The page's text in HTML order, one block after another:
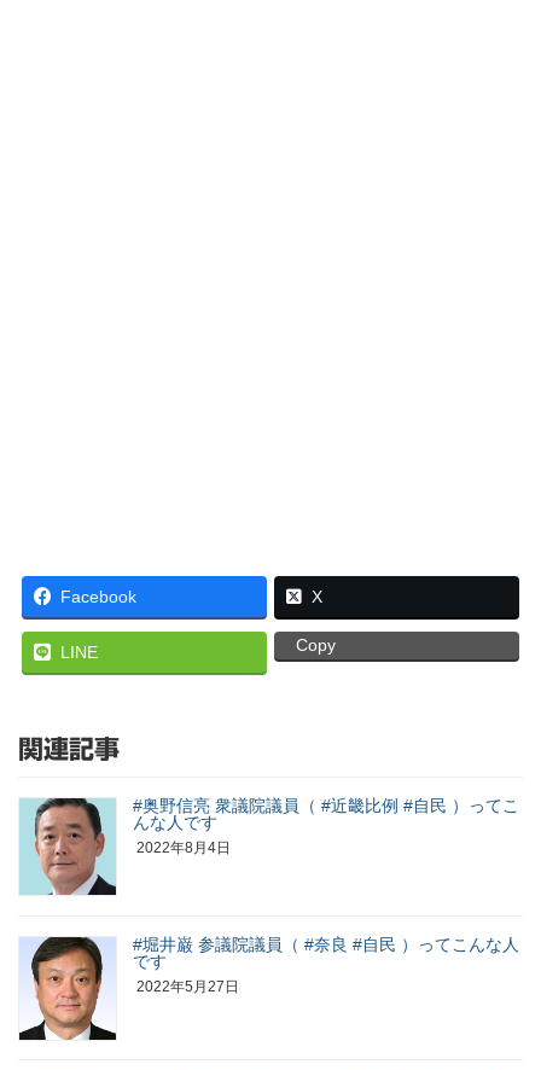
Facebook X
LINE Copy
関連記事
#奥野信亮 衆議院議員（ #近畿比例 #自民 ）ってこ
んな人です
2022年8月4日
#堀井巌 参議院議員（ #奈良 #自民 ）ってこんな人
です
2022年5月27日